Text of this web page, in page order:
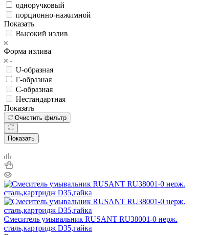
одноручковый
порционно-нажимной
Показать
Высокий излив
Форма излива
U-образная
Г-образная
С-образная
Нестандартная
Показать
Очистить фильтр
Показать
Смеситель умывальник RUSANT RU38001-0 нерж.
сталь,картридж D35,гайка